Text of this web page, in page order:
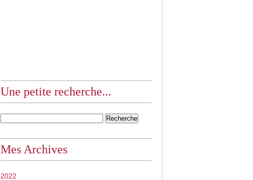
Une petite recherche...
Mes Archives
2022